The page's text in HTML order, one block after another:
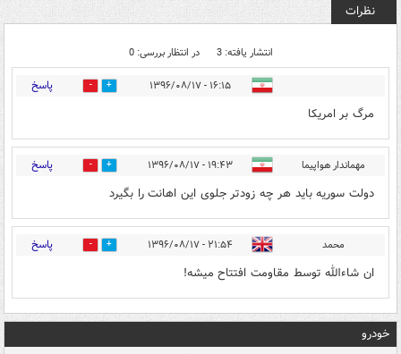
نظرات
انتشار یافته: 3 در انتظار بررسی: 0
۱۶:۱۵ - ۱۳۹۶/۰۸/۱۷ 22 پاسخ
مرگ بر امریکا
مهماندار هواپیما ۱۹:۴۳ - ۱۳۹۶/۰۸/۱۷ 21 پاسخ
دولت سوریه باید هر چه زودتر جلوی این اهانت را بگیرد
محمد ۲۱:۵۴ - ۱۳۹۶/۰۸/۱۷ 21 پاسخ
ان شاءالله توسط مقاومت افتتاح میشه!
خودرو